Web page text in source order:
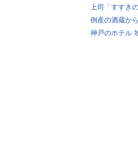
上司「すすき
倒産の酒蔵か
神戸のホテル